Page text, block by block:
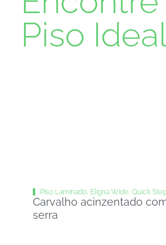
Piso
Piso Laminado, Eligna Wide, Quick
Carvalho acinzentado
serra